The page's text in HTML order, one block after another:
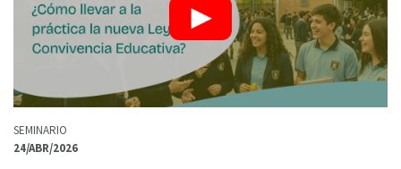
SEMINARIO
24/ABR/2026